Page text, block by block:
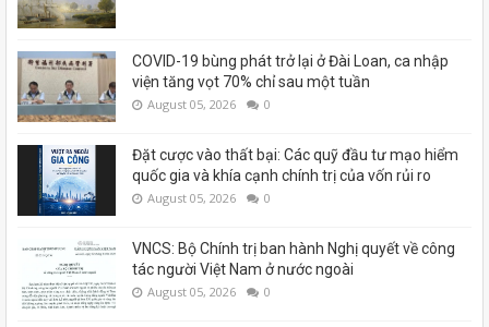
COVID-19 bùng phát trở lại ở Đài Loan, ca nhập
viện tăng vọt 70% chỉ sau một tuần
August 05, 2026 0
Đặt cược vào thất bại: Các quỹ đầu tư mạo hiểm
quốc gia và khía cạnh chính trị của vốn rủi ro
August 05, 2026 0
VNCS: Bộ Chính trị ban hành Nghị quyết về công
tác người Việt Nam ở nước ngoài
August 05, 2026 0